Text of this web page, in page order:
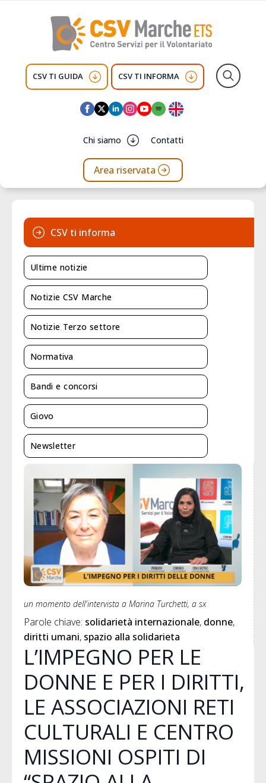
CSV TI GUIDA CSV TI INFORMA
Chi siamo Contatti
Area riservata
un momento dell'intervista a Marina Turchetti, a sx
Parole chiave: solidarietà internazionale donne
diritti umani spazio alla solidarieta
L’IMPEGNO PER LE
DONNE E PER I DIRITTI,
LE ASSOCIAZIONI RETI
CULTURALI E CENTRO
MISSIONI OSPITI DI
CSV ti informa
Ultime notizie
Notizie CSV Marche
Notizie Terzo settore
Normativa
Bandi e concorsi
Giovo
Newsletter